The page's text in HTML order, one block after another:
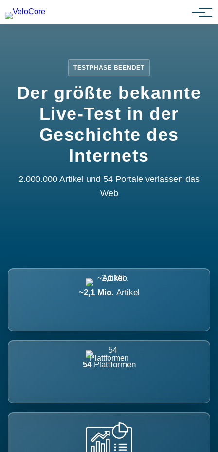
Partnerprogramm
TESTPHASE BEENDET
Der größte bekannte
Live-Test in der
Geschichte des
Internets
2.000.000 Artikel und 54 Portale verlassen das
Web
~2,1 Mio. Artikel
54 Plattformen